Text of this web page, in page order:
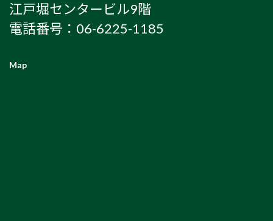
江戸堀センタービル9階
電話番号：06-6225-1185
Map